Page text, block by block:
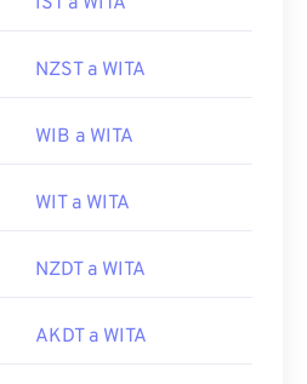
NZST a WITA
WIB a WITA
WIT a WITA
NZDT a WITA
AKDT a WITA